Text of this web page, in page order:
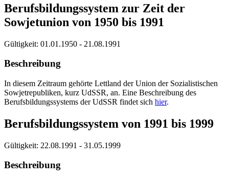
Berufsbildungssystem zur Zeit der
Sowjetunion von 1950 bis 1991
Gültigkeit: 01.01.1950 - 21.08.1991
Beschreibung
In diesem Zeitraum gehörte Lettland der Union der Sozialistischen
Sowjetrepubliken, kurz UdSSR, an. Eine Beschreibung des
Berufsbildungssystems der UdSSR findet sich hier.
Berufsbildungssystem von 1991 bis 1999
Gültigkeit: 22.08.1991 - 31.05.1999
Beschreibung